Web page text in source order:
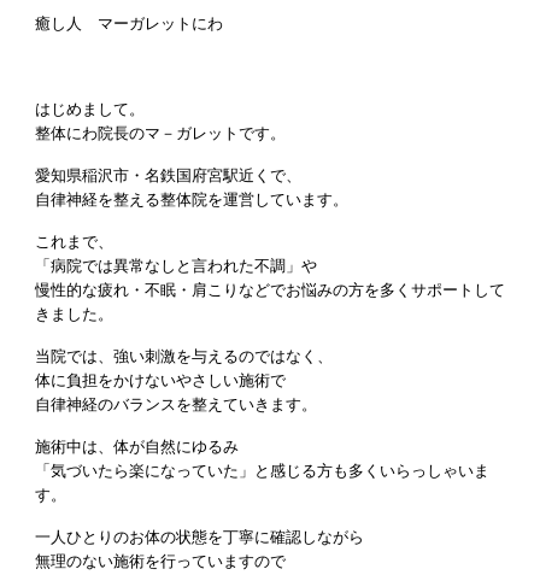
癒し人 マーガレットにわ
はじめまして。
整体にわ院長のマ－ガレットです。
愛知県稲沢市・名鉄国府宮駅近くで、
自律神経を整える整体院を運営しています。
これまで、
「病院では異常なしと言われた不調」や
慢性的な疲れ・不眠・肩こりなどでお悩みの方を多くサポートして
きました。
当院では、強い刺激を与えるのではなく、
体に負担をかけないやさしい施術で
自律神経のバランスを整えていきます。
施術中は、体が自然にゆるみ
「気づいたら楽になっていた」と感じる方も多くいらっしゃいま
す。
一人ひとりのお体の状態を丁寧に確認しながら
無理のない施術を行っていますので